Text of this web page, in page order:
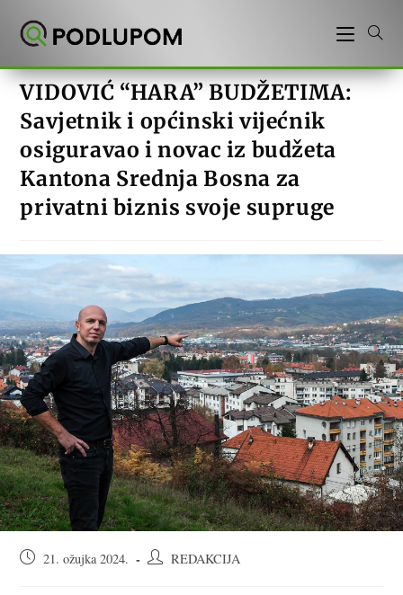
VIDOVIĆ “HARA” BUDŽETIMA:
Savjetnik i općinski vijećnik
osiguravao i novac iz budžeta
Kantona Srednja Bosna za
privatni biznis svoje supruge
Objava21. ožujka 2024.
AutorREDAKCIJA